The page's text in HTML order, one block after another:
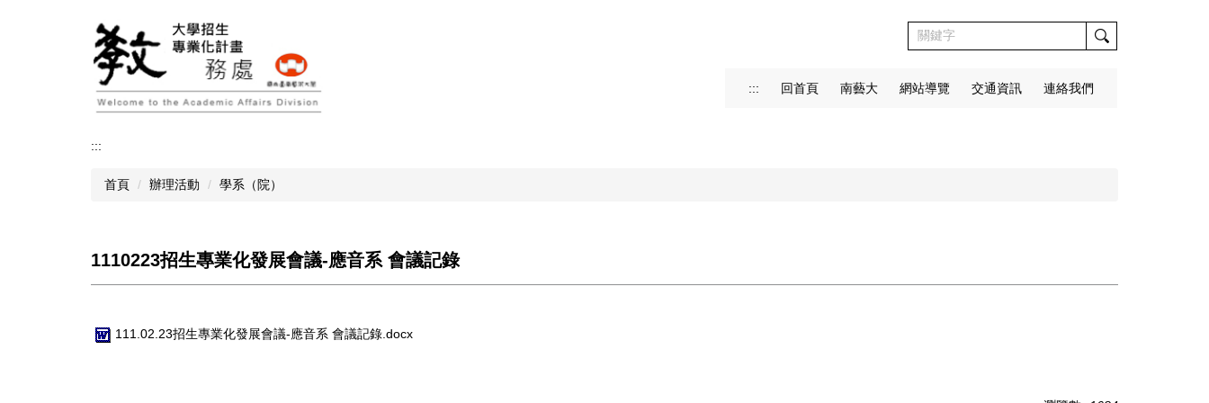
::: 回首頁 南藝大 網站導覽 交通資訊 連絡我們
:::
首頁 辦理活動 學系（院）
1110223招生專業化發展會議-應音系 會議記錄
111.02.23招生專業化發展會議-應音系 會議記錄.docx